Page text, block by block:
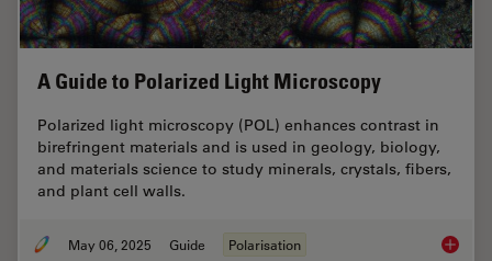
A Guide to Polarized Light Microscopy
Polarized light microscopy (POL) enhances contrast in
birefringent materials and is used in geology, biology,
and materials science to study minerals, crystals, fibers,
and plant cell walls.
May 06, 2025 Guide Polarisation A